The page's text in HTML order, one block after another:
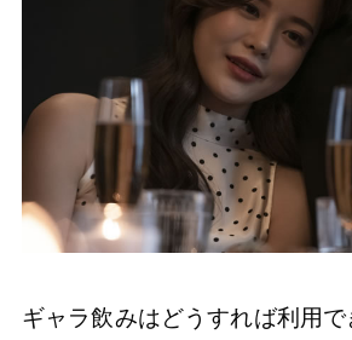
ギャラ飲みはどうすれば利用